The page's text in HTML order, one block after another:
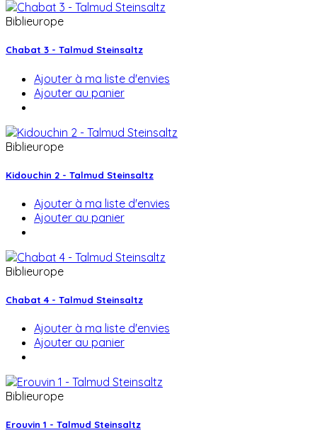
Biblieurope
Chabat 3 - Talmud Steinsaltz
Ajouter à ma liste d'envies
Ajouter au panier
Biblieurope
Kidouchin 2 - Talmud Steinsaltz
Ajouter à ma liste d'envies
Ajouter au panier
Biblieurope
Chabat 4 - Talmud Steinsaltz
Ajouter à ma liste d'envies
Ajouter au panier
Biblieurope
Erouvin 1 - Talmud Steinsaltz